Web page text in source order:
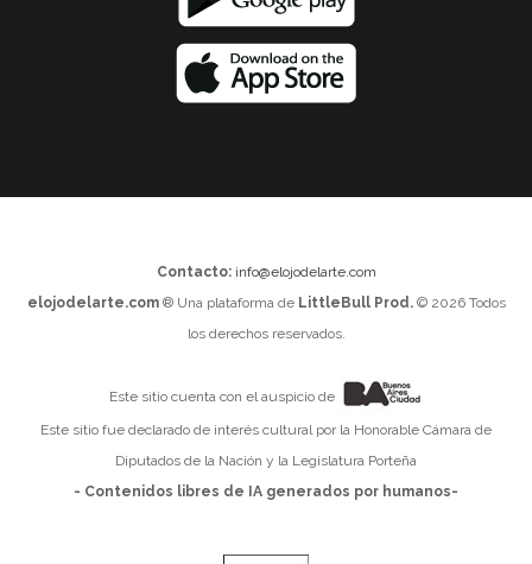
Contacto: info@elojodelarte.com
elojodelarte.com® Una plataforma de LittleBull Prod.© 2026 Todos
los derechos reservados.
Este sitio cuenta con el auspicio de
Este sitio fue declarado de interés cultural por la Honorable Cámara de
Diputados de la Nación y la Legislatura Porteña
- Contenidos libres de IA generados por humanos-